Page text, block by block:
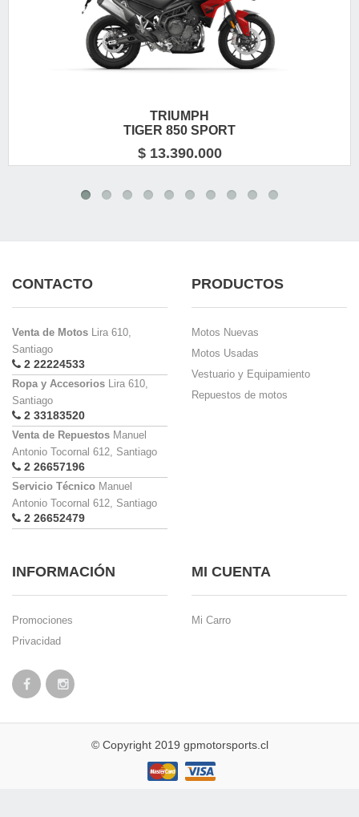
TRIUMPH
TIGER 850 SPORT
$ 13.390.000
CONTACTO
Venta de Motos Lira 610,
Santiago
2 22224533
Ropa y Accesorios Lira 610,
Santiago
2 33183520
Venta de Repuestos Manuel
Antonio Tocornal 612, Santiago
2 26657196
Servicio Técnico Manuel
Antonio Tocornal 612, Santiago
2 26652479
PRODUCTOS
Motos Nuevas
Motos Usadas
Vestuario y Equipamiento
Repuestos de motos
INFORMACIÓN
Promociones
Privacidad
MI CUENTA
Mi Carro
© Copyright 2019 gpmotorsports.cl